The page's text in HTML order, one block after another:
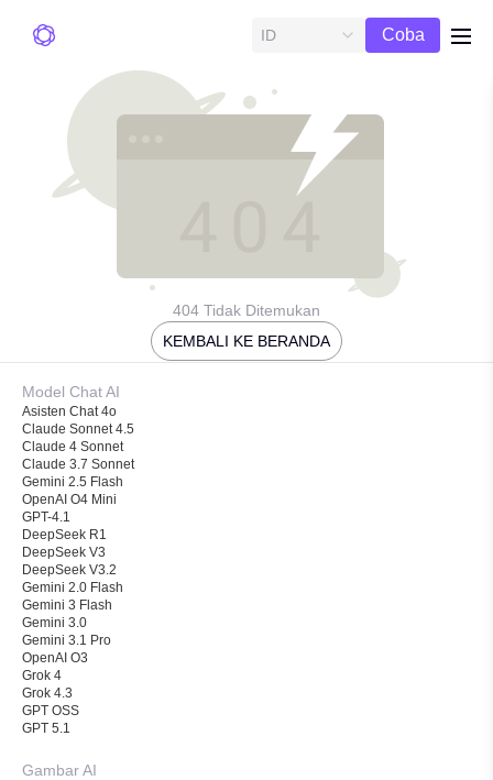
ID
Coba
404 Tidak Ditemukan
KEMBALI KE BERANDA
Model Chat AI
Asisten Chat 4o
Claude Sonnet 4.5
Claude 4 Sonnet
Claude 3.7 Sonnet
Gemini 2.5 Flash
OpenAI O4 Mini
GPT-4.1
DeepSeek R1
DeepSeek V3
DeepSeek V3.2
Gemini 2.0 Flash
Gemini 3 Flash
Gemini 3.0
Gemini 3.1 Pro
OpenAI O3
Grok 4
Grok 4.3
GPT OSS
GPT 5.1
Gambar AI